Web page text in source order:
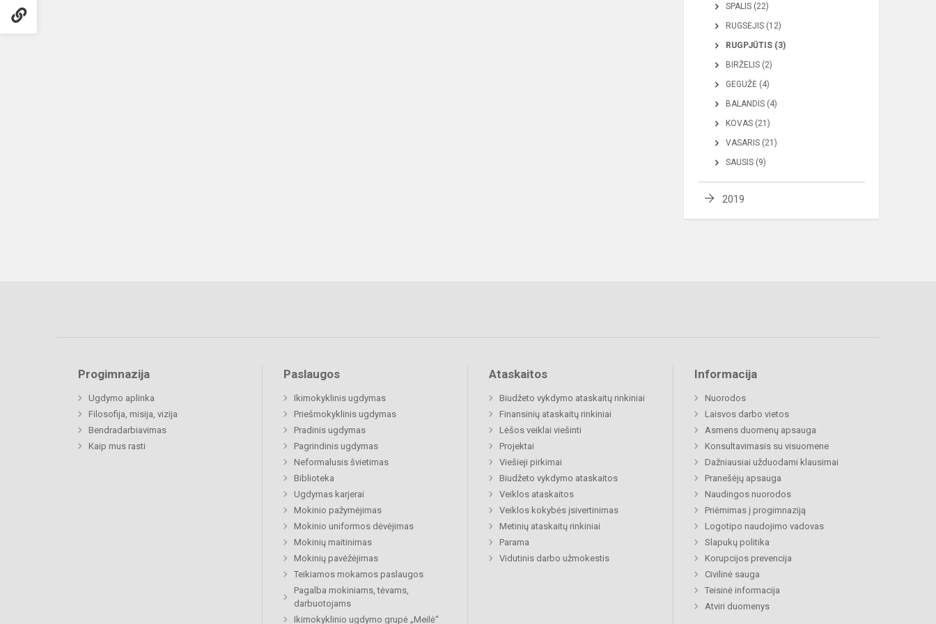
SPALIS (22)
RUGSĖJIS (12)
RUGPJŪTIS (3)
BIRŽELIS (2)
GEGUŽĖ (4)
BALANDIS (4)
KOVAS (21)
VASARIS (21)
SAUSIS (9)
2019
Progimnazija
Ugdymo aplinka
Filosofija, misija, vizija
Bendradarbiavimas
Kaip mus rasti
Paslaugos
Ikimokyklinis ugdymas
Priešmokyklinis ugdymas
Pradinis ugdymas
Pagrindinis ugdymas
Neformalusis švietimas
Biblioteka
Ugdymas karjerai
Mokinio pažymėjimas
Mokinio uniformos dėvėjimas
Mokinių maitinimas
Mokinių pavėžėjimas
Teikiamos mokamos paslaugos
Pagalba mokiniams, tėvams,
darbuotojams
Ikimokyklinio ugdymo grupė „Meilė“
Ataskaitos
Biudžeto vykdymo ataskaitų rinkiniai
Finansinių ataskaitų rinkiniai
Lėšos veiklai viešinti
Projektai
Viešieji pirkimai
Biudžeto vykdymo ataskaitos
Veiklos ataskaitos
Veiklos kokybės įsivertinimas
Metinių ataskaitų rinkiniai
Parama
Vidutinis darbo užmokestis
Informacija
Nuorodos
Laisvos darbo vietos
Asmens duomenų apsauga
Konsultavimasis su visuomene
Dažniausiai užduodami klausimai
Pranešėjų apsauga
Naudingos nuorodos
Priėmimas į progimnaziją
Logotipo naudojimo vadovas
Slapukų politika
Korupcijos prevencija
Civilinė sauga
Teisinė informacija
Atviri duomenys